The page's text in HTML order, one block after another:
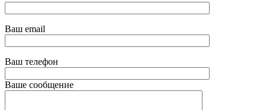
Ваш email
Ваш телефон
Ваше сообщение